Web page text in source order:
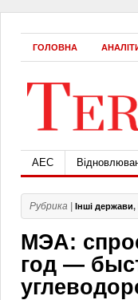
ГОЛОВНА
АЕС
Рубрика | Інші держави,
МЭА:
год —